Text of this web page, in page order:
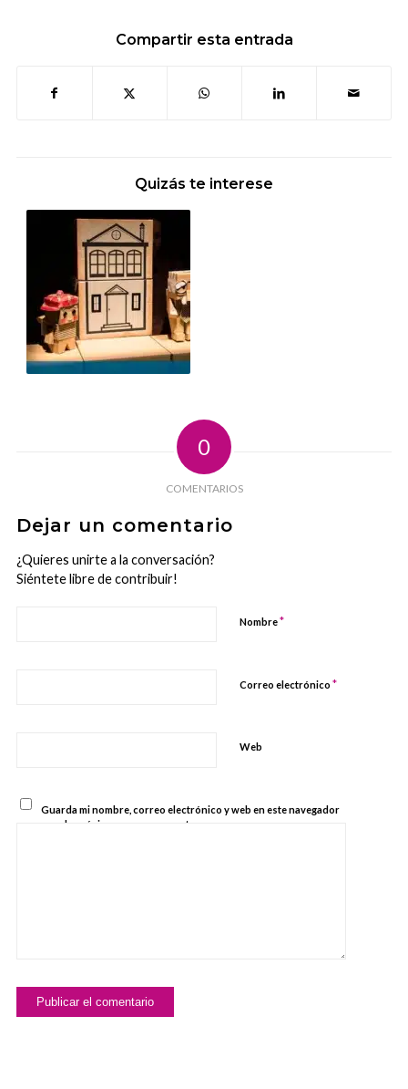
Compartir esta entrada
Quizás te interese
0
COMENTARIOS
Dejar un comentario
¿Quieres unirte a la conversación?
Siéntete libre de contribuir!
Nombre*
Correo electrónico *
Web
Guarda mi nombre, correo electrónico y web en este navegador
para la próxima vez que comente.